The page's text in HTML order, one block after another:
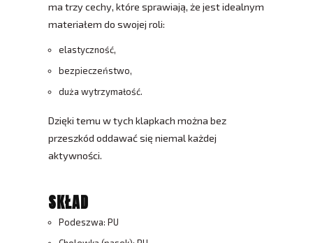
ma trzy cechy, które sprawiają, że jest idealnym
materiałem do swojej roli:
elastyczność,
bezpieczeństwo,
duża wytrzymałość.
Dzięki temu w tych klapkach można bez
przeszkód oddawać się niemal każdej
aktywności.
SKŁAD
Podeszwa: PU